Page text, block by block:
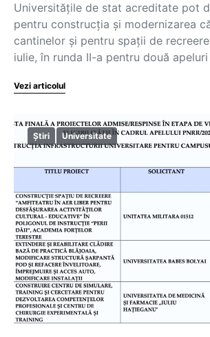
Universitățile de stat acreditate pot
pentru construcția și modernizarea
cantinelor și pentru spații de
iulie, în runda II-a pentru două
Vezi articolul
Știri Universitate